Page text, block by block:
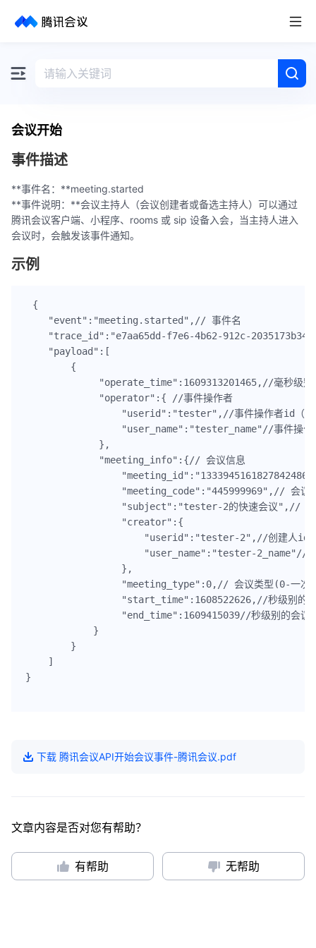
取消
会议开始
事件描述
**事件名：**meeting.started
**事件说明：**会议主持人（会议创建者或备选主持人）可以通过
腾讯会议客户端、小程序、rooms 或 sip 设备入会，当主持人进入
会议时，会触发该事件通知。
示例
{
    "event":"meeting.started",// 事件名
"trace_id":"e7aa65dd-f7e6-4b62-912c-
    "payload":[
        {
"operate_time":1609313201465,//毫秒级别
             "operator":{ //事件操作者
"userid":"tester",//事件操作者id（
"user_name":"tester_name"//事件操作
             },
             "meeting_info":{// 会议信息
"meeting_code":"445999969",// 会议
"subject":"tester-2的快速会议",// 会
                 "creator":{
"userid":"tester-2",//创建人id
"user_name":"tester-2_name"//创
                 },
"meeting_type":0,// 会议类型(0-一次
"start_time":1608522626,//秒级别的会
"end_time":1609415039//秒级别的会议
            }
        }
    ]
}
下载 腾讯会议API开始会议事件-腾讯会议.pdf
文章内容是否对您有帮助？
有帮助 无帮助